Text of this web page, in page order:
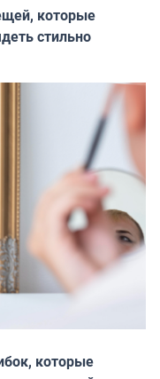
которые
стильно
которые